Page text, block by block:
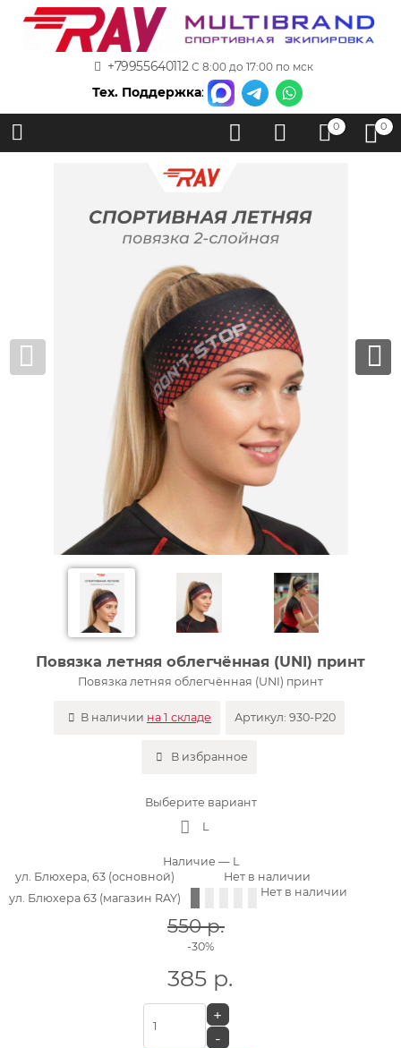
+79955640112 С 8:00 до 17:00 по мск
Тех. Поддержка:
0 0
Повязка летняя облегчённая (UNI) принт
Повязка летняя облегчённая (UNI) принт
В наличии на 1 складе Артикул:930-P20
В избранное
Выберите вариант
L
Наличие — L
ул. Блюхера, 63 (основной)
Нет в наличии
ул. Блюхера 63 (магазин RAY)
Нет в наличии
550 р.
-30%
385 р.
+
-